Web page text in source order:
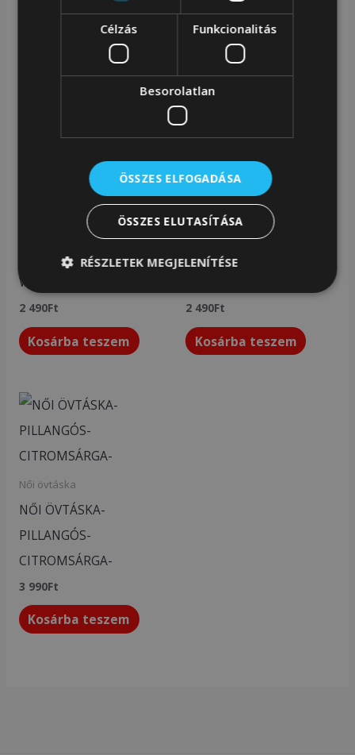
praktikus zsebek kényelmet és gyors hozzáférést
biztosítanak a legszükségesebb dolgokhoz.
Cikkszám:MA395631-1-1-1-1 Kategória:Női övtáska
Kapcsolódó termékek
Rovicky Női Övtáska -R-
WB27-9128 13-
2 490Ft
Kosárba teszem
Rovicky Női Övtáska -R-
2 490Ft
Kosárba teszem
Női övtáska
NŐI ÖVTÁSKA-
PILLANGÓS-
CITROMSÁRGA-
3 990Ft
Kosárba teszem
Célzás Funkcionalitás
Besorolatlan
ÖSSZES ELFOGADÁSA
ÖSSZES ELUTASÍTÁSA
RÉSZLETEK MEGJELENÍTÉSE